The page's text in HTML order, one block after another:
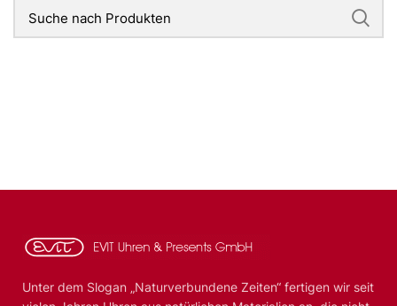
Unter dem Slogan „Naturverbundene Zeiten“ fertigen wir seit